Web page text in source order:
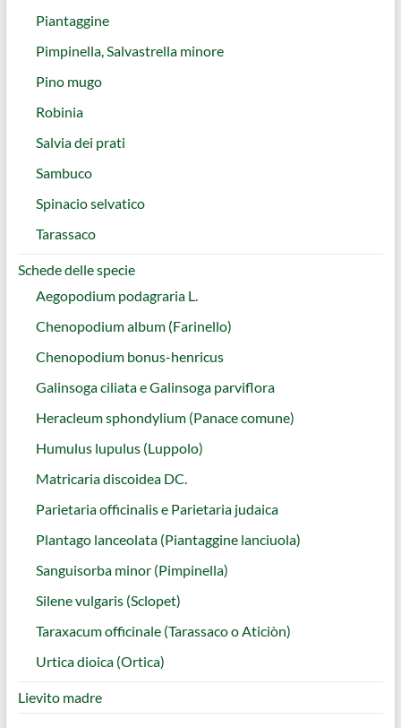
Piantaggine
Pimpinella, Salvastrella minore
Pino mugo
Robinia
Salvia dei prati
Sambuco
Spinacio selvatico
Tarassaco
Schede delle specie
Aegopodium podagraria L.
Chenopodium album (Farinello)
Chenopodium bonus-henricus
Galinsoga ciliata e Galinsoga parviflora
Heracleum sphondylium (Panace comune)
Humulus lupulus (Luppolo)
Matricaria discoidea DC.
Parietaria officinalis e Parietaria judaica
Plantago lanceolata (Piantaggine lanciuola)
Sanguisorba minor (Pimpinella)
Silene vulgaris (Sclopet)
Taraxacum officinale (Tarassaco o Aticiòn)
Urtica dioica (Ortica)
Lievito madre